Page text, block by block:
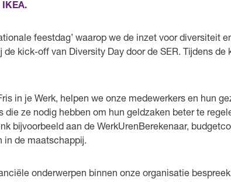
feestdag’ waarop we de inzet voor diversiteit
kick-off van Diversity Day door de SER. Tijdens
in je Werk, helpen we onze medewerkers en hun
die ze nodig hebben om hun geldzaken beter te
bijvoorbeeld aan de WerkUrenBerekenaar,
in de maatschappij.
onderwerpen binnen onze organisatie